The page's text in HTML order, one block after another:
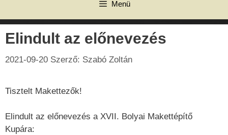
Menü
Elindult az előnevezés
2021-09-20 Szerző: Szabó Zoltán
Tisztelt Makettezők!
Elindult az előnevezés a XVII. Bolyai Makettépítő
Kupára: